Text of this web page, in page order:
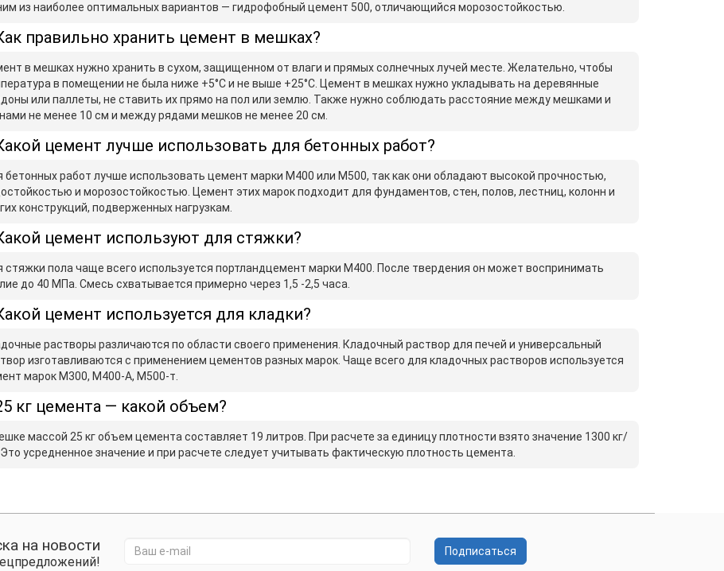
из наиболее оптимальных вариантов — гидрофобный цемент 500, отличающийся морозостойкостью.
правильно хранить цемент в мешках?
в мешках нужно хранить в сухом, защищенном от влаги и прямых солнечных лучей месте. Желательно, чтобы
в помещении не была ниже +5°C и не выше +25°C. Цемент в мешках нужно укладывать на деревянные
или паллеты, не ставить их прямо на пол или землю. Также нужно соблюдать расстояние между мешками и
не менее 10 см и между рядами мешков не менее 20 см.
цемент лучше использовать для бетонных работ?
бетонных работ лучше использовать цемент марки М400 или М500, так как они обладают высокой прочностью,
и морозостойкостью. Цемент этих марок подходит для фундаментов, стен, полов, лестниц, колонн и
конструкций, подверженных нагрузкам.
цемент используют для стяжки?
стяжки пола чаще всего используется портландцемент марки М400. После твердения он может воспринимать
до 40 МПа. Смесь схватывается примерно через 1,5 -2,5 часа.
цемент используется для кладки?
растворы различаются по области своего применения. Кладочный раствор для печей и универсальный
изготавливаются с применением цементов разных марок. Чаще всего для кладочных растворов используется
марок М300, М400-А, М500-т.
кг цемента — какой объем?
массой 25 кг объем цемента составляет 19 литров. При расчете за единицу плотности взято значение 1300 кг/
усредненное значение и при расчете следует учитывать фактическую плотность цемента.
на новости Подписаться